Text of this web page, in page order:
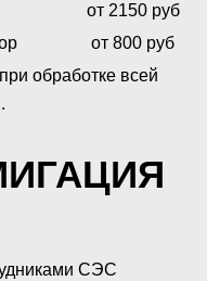
от 2150 руб
от 800 руб
обработке всей
СЭС